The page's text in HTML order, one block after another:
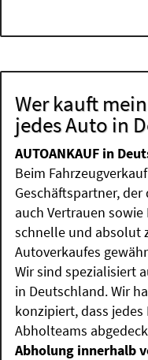
Wer kauft
jedes Auto in
AUTOANKAUF in
Beim
Geschäftspartner,
auch Vertrauen
schnelle und absolut
Autoverkaufes
Wir sind spezialisiert
in Deutschland. Wir
konzipiert, dass
Abholteams
Abholung innerhalb